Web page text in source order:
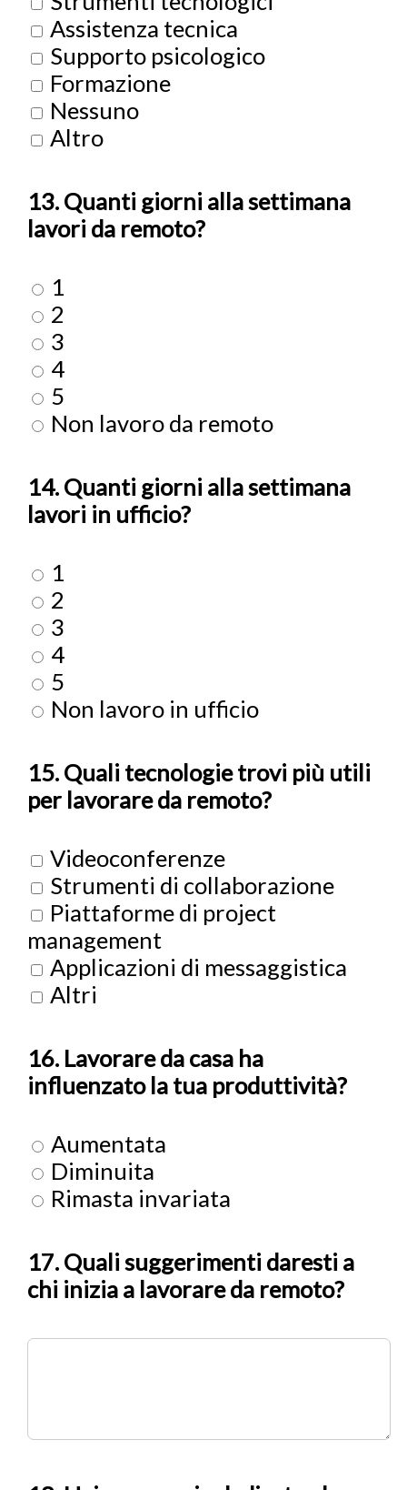
Assistenza tecnica
Supporto psicologico
Formazione
Nessuno
Altro
13. Quanti giorni alla settimana
lavori da remoto?
1
2
3
4
5
Non lavoro da remoto
14. Quanti giorni alla settimana
lavori in ufficio?
1
2
3
4
5
Non lavoro in ufficio
15. Quali tecnologie trovi più utili
per lavorare da remoto?
Videoconferenze
Strumenti di collaborazione
Piattaforme di project
management
Applicazioni di messaggistica
Altri
16. Lavorare da casa ha
influenzato la tua produttività?
Aumentata
Diminuita
Rimasta invariata
17. Quali suggerimenti daresti a
chi inizia a lavorare da remoto?